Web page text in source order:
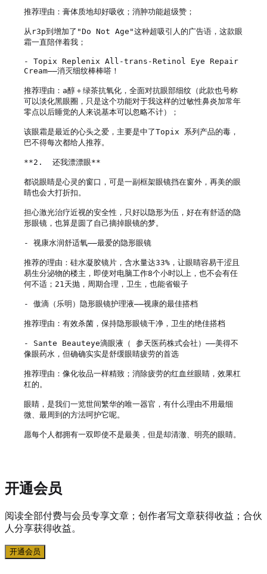
推荐理由：膏体质地却好吸收；消肿功能超级赞；
从r3p到增加了"Do Not Age"这种超吸引人的广告语，这款眼
霜一直陪伴着我；
- Topix Replenix All-trans-Retinol Eye Repair
Cream——消灭细纹棒棒嗒！
推荐理由：a醇＋绿茶抗氧化，全面对抗眼部细纹（此款也号称
可以淡化黑眼圈，只是这个功能对于我这样的过敏性鼻炎加常年
零点以后睡觉的人来说基本可以忽略不计）；
该眼霜是最近的心头之爱，主要是中了Topix 系列产品的毒，
巴不得每次都给人推荐。
**2.  还我漂漂眼**
都说眼睛是心灵的窗口，可是一副框架眼镜挡在窗外，再美的眼
睛也会大打折扣。
担心激光治疗近视的安全性，只好以隐形为伍，好在有舒适的隐
形眼镜，也算是圆了自己摘掉眼镜的梦。
- 视康水润舒适氧——最爱的隐形眼镜
推荐的理由：硅水凝胶镜片，含水量达33%，让眼睛容易干涩且
易生分泌物的楼主，即使对电脑工作8个小时以上，也不会有任
何不适；21天抛，周期合理，卫生，也能省银子
- 傲滴（乐明）隐形眼镜护理液——视康的最佳搭档
推荐理由：有效杀菌，保持隐形眼镜干净，卫生的绝佳搭档
- Sante Beauteye滴眼液（ 参天医药株式会社）——美得不
像眼药水，但确确实实是舒缓眼睛疲劳的首选
推荐理由：像化妆品一样精致；消除疲劳的红血丝眼睛，效果杠
杠的。
眼睛，是我们一览世间繁华的唯一器官，有什么理由不用最细
微、最周到的方法呵护它呢。
愿每个人都拥有一双即使不是最美，但是却清澈、明亮的眼睛。
开通会员
阅读全部付费与会员专享文章；创作者写文章获得收益；合伙
人分享获得收益。
开通会员